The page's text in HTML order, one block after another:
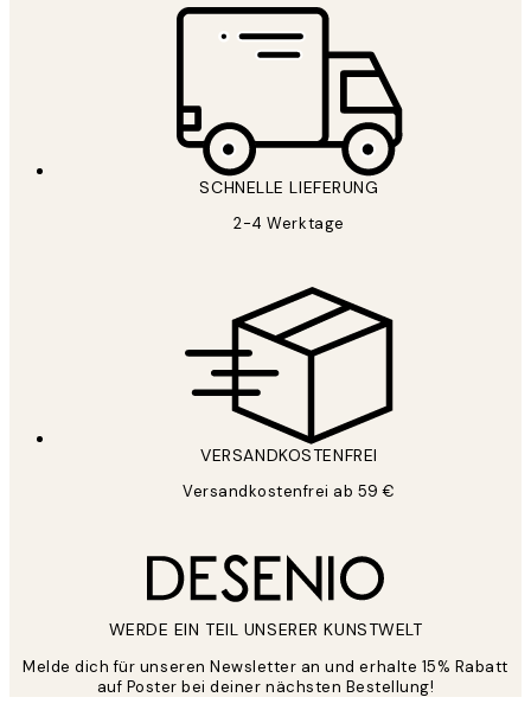
SCHNELLE LIEFERUNG
2-4 Werktage
VERSANDKOSTENFREI
Versandkostenfrei ab 59 €
WERDE EIN TEIL UNSERER KUNSTWELT
Melde dich für unseren Newsletter an und erhalte 15% Rabatt
auf Poster bei deiner nächsten Bestellung!